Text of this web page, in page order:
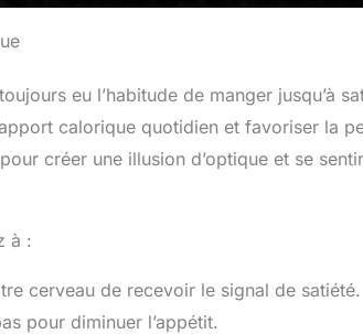
eu l’habitude de manger jusqu’à
calorique quotidien et favoriser la
créer une illusion d’optique et se
à :
cerveau de recevoir le signal de satiété.
pour diminuer l’appétit.